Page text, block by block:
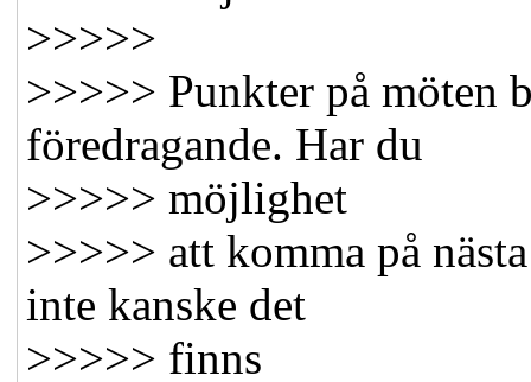
>>>>>
>>>>> Punkter på möten
föredragande. Har du
>>>>> möjlighet
>>>>> att komma på
inte kanske det
>>>>> finns